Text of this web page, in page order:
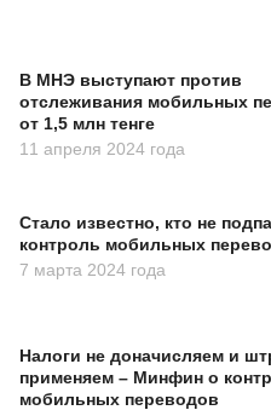
В МНЭ выступают против
отслеживания мобильных
от 1,5 млн тенге
11 апреля 2024 года
Стало известно, кто не
контроль мобильных
7 марта 2024 года
Налоги не доначисляем и
применяем – Минфин о
мобильных переводов